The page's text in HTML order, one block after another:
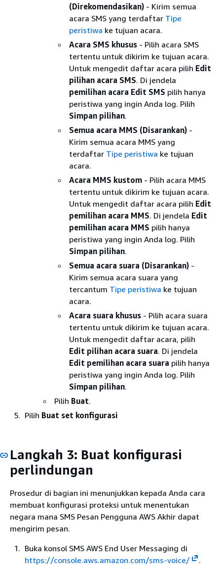
(Direkomendasikan) - Kirim semua
acara SMS yang terdaftar Tipe
peristiwa ke tujuan acara.
Acara SMS khusus - Pilih acara SMS
tertentu untuk dikirim ke tujuan acara.
Untuk mengedit daftar acara pilih Edit
pilihan acara SMS. Di jendela
pemilihan acara Edit SMS pilih hanya
peristiwa yang ingin Anda log. Pilih
Simpan pilihan.
Semua acara MMS (Disarankan) -
Kirim semua acara MMS yang
terdaftar Tipe peristiwa ke tujuan
acara.
Acara MMS kustom - Pilih acara MMS
tertentu untuk dikirim ke tujuan acara.
Untuk mengedit daftar acara pilih Edit
pemilihan acara MMS. Di jendela Edit
pemilihan acara MMS pilih hanya
peristiwa yang ingin Anda log. Pilih
Simpan pilihan.
Semua acara suara (Disarankan) -
Kirim semua acara suara yang
tercantum Tipe peristiwa ke tujuan
acara.
Acara suara khusus - Pilih acara suara
tertentu untuk dikirim ke tujuan acara.
Untuk mengedit daftar acara, pilih
Edit pilihan acara suara. Di jendela
Edit pemilihan acara suara pilih hanya
peristiwa yang ingin Anda log. Pilih
Simpan pilihan.
Pilih Buat.
Pilih Buat set konfigurasi
Langkah 3: Buat konfigurasi
perlindungan
Prosedur di bagian ini menunjukkan kepada Anda cara
membuat konfigurasi proteksi untuk menentukan
negara mana SMS Pesan Pengguna AWS Akhir dapat
mengirim pesan.
Buka konsol SMS AWS End User Messaging di
https://console.aws.amazon.com/sms-voice/
.